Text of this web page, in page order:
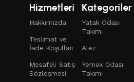
Hizmetleri
Hakkımızda
Teslimat ve
İade Koşulları
Mesafeli Satış
Sözleşmesi
Kategoriler
Yatak Odası
Takımı
Alez
Yemek Odası
Takımı